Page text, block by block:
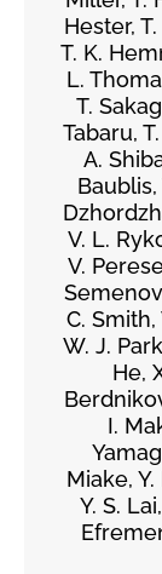
Hester,
T. K.
L.
T.
Tabaru,
A.
Baublis,
V. L.
V.
C.
W. J.
He,
I.
Miake,
Y. S.